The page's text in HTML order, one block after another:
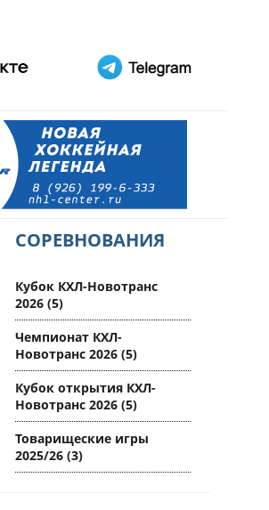
СОРЕВНОВАНИЯ
Кубок КХЛ-Новотранс
2026 (5)
Чемпионат КХЛ-
Новотранс 2026 (5)
Кубок открытия КХЛ-
Новотранс 2026 (5)
Товарищеские игры
2025/26 (3)